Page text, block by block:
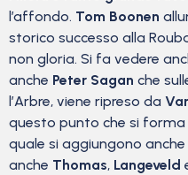
l’affondo. Tom Boonen
storico successo alla
non gloria. Si fa vedere
anche Peter Sagan che
l’Arbre, viene ripreso da
questo punto che si
quale si aggiungono anche
anche Thomas, Langeveld